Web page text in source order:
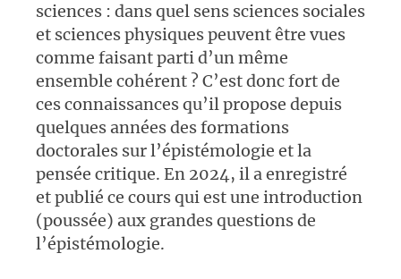
sciences : dans quel sens sciences sociales
et sciences physiques peuvent être vues
comme faisant parti d’un même
ensemble cohérent ? C’est donc fort de
ces connaissances qu’il propose depuis
quelques années des formations
doctorales sur l’épistémologie et la
pensée critique. En 2024, il a enregistré
et publié ce cours qui est une introduction
(poussée) aux grandes questions de
l’épistémologie.